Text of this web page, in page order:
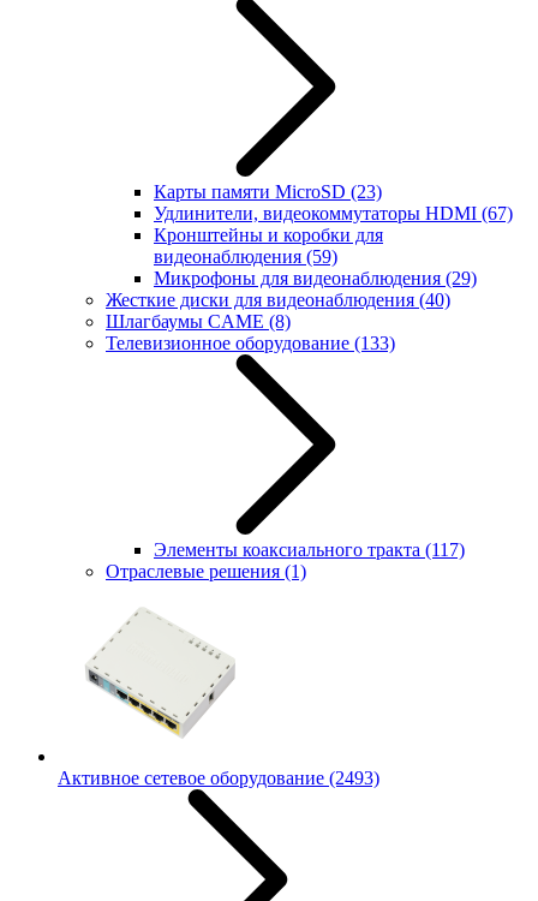
Карты памяти MicroSD (23)
Удлинители, видеокоммутаторы HDMI (67)
Кронштейны и коробки для
видеонаблюдения (59)
Микрофоны для видеонаблюдения (29)
Жесткие диски для видеонаблюдения (40)
Шлагбаумы CAME (8)
Телевизионное оборудование (133)
Элементы коаксиального тракта (117)
Отраслевые решения (1)
Активное сетевое оборудование (2493)